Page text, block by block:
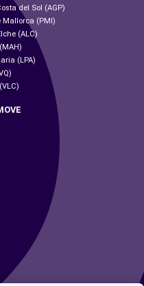
del Sol (AGP)
Mallorca (PMI)
(ALC)
(LPA)